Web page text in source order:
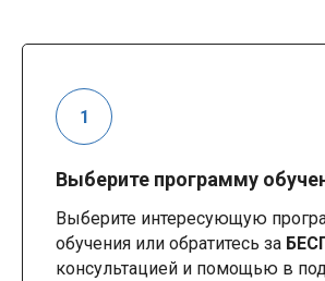
Выберите программу
Выберите интересующую
обучения или обратитесь за
консультацией и помощью в